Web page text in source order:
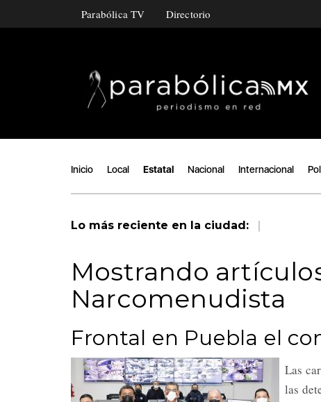
Parabólica TV Directorio
Inicio Local Estatal Nacional Internacional
Lo más reciente en la ciudad: |
Mostrando
Narcomenudista
Frontal en Puebla el
Las
las